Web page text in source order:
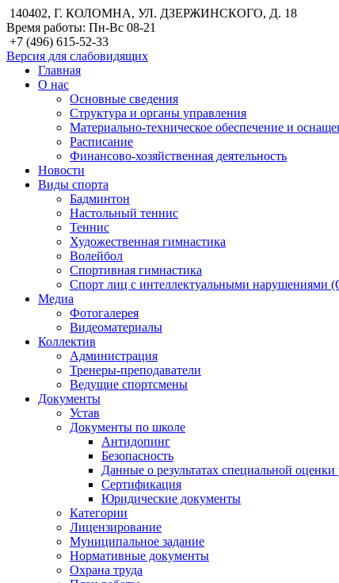
140402, Г. КОЛОМНА, УЛ. ДЗЕРЖИНСКОГО, Д. 18
Время работы: Пн-Вс 08-21
+7 (496) 615-52-33
Версия для слабовидящих
Главная
О нас
Основные сведения
Структура и органы управления
Материально-техническое обеспечение и
Расписание
Финансово-хозяйственная деятельность
Новости
Виды спорта
Бадминтон
Настольный теннис
Теннис
Художественная гимнастика
Волейбол
Спортивная гимнастика
Спорт лиц с интеллектуальными нарушениями
Медиа
Фотогалерея
Видеоматериалы
Коллектив
Администрация
Тренеры-преподаватели
Ведущие спортсмены
Документы
Устав
Документы по школе
Антидопинг
Безопасность
Данные о результатах специальной оценки
Сертификация
Юридические документы
Категории
Лицензирование
Муниципальное задание
Нормативные документы
Охрана труда